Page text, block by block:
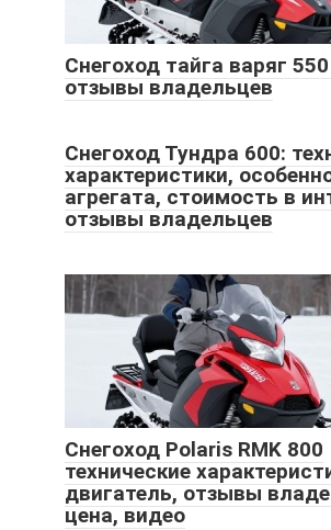
Снегоход тайга варяг
отзывы владельцев
Снегоход Тундра 600:
характеристики,
агрегата, стоимость в
отзывы владельцев
Снегоход Polaris RMK 800
технические
двигатель, отзывы
цена, видео